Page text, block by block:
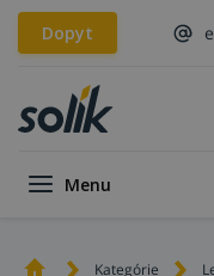
Dopyt
Menu
Kategórie